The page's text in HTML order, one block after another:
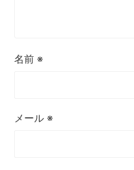
名前 ※
メール ※